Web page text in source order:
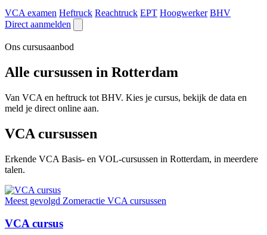
VCA examen Heftruck Reachtruck EPT Hoogwerker BHV
Direct aanmelden
Ons cursusaanbod
Alle cursussen in Rotterdam
Van VCA en heftruck tot BHV. Kies je cursus, bekijk de data en
meld je direct online aan.
VCA cursussen
Erkende VCA Basis- en VOL-cursussen in Rotterdam, in meerdere
talen.
Meest gevolgd Zomeractie VCA cursussen
VCA cursus